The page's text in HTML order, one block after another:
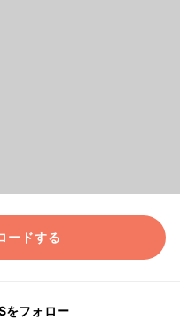
ードする
をフォロー